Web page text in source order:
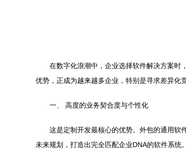
在数字化浪潮中，企业选择软件解决方案时
优势，正成为越来越多企业，特别是寻求差异化
一、 高度的业务契合度与个性化
这是定制开发最核心的优势。外包的通用软
未来规划，打造出完全匹配企业DNA的软件系统